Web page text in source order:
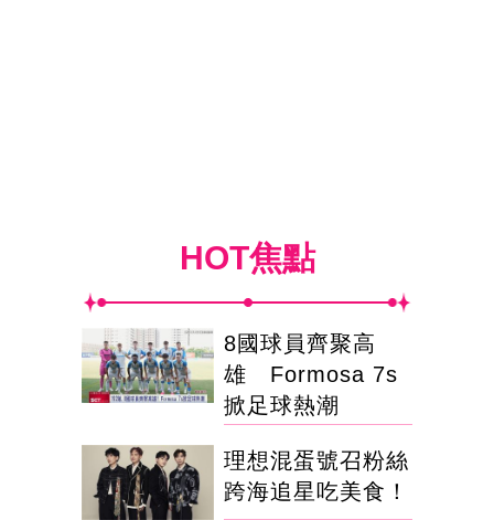
HOT焦點
8國球員齊聚高
雄 Formosa 7s
掀足球熱潮
理想混蛋號召粉絲
跨海追星吃美食！